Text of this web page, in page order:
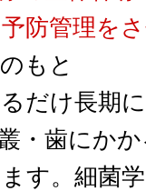
防管理を
のもと
だけ長期
・歯にか
す。細菌